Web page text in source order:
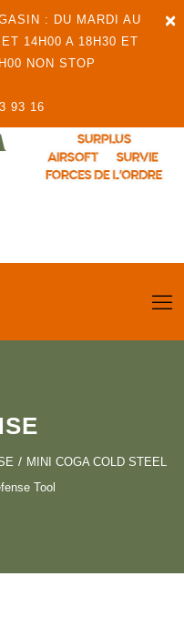
×
: DU MARDI AU
14H00 A 18H30 ET
NON STOP
93 16
MINI COGA COLD STEEL
Tool